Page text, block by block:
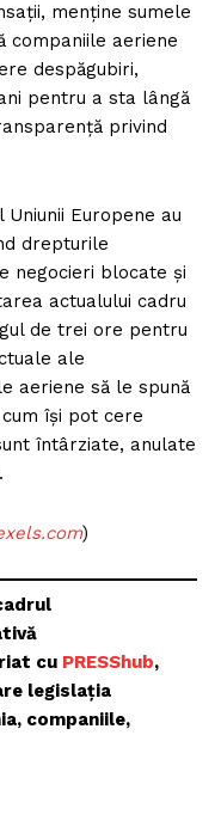
menține sumele
companiile aeriene
despăgubiri,
pentru a sta lângă
privind
Europene au
drepturile
negocieri blocate și
actualului cadru
de trei ore pentru
ale
aeriene să le spună
își pot cere
întârziate, anulate
)
cu PRESShub,
legislația
companiile,